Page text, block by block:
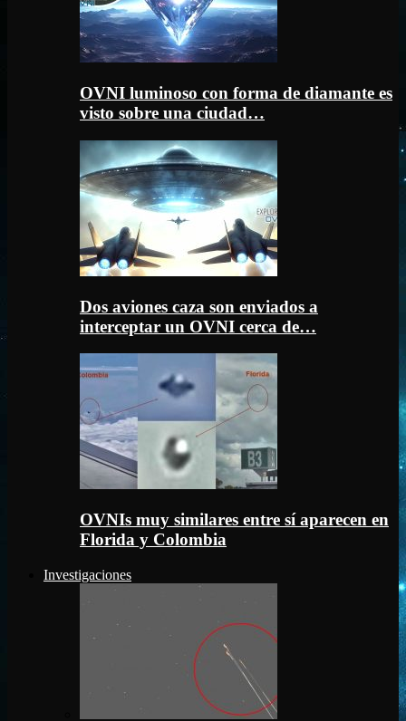
OVNI luminoso con forma de diamante es
visto sobre una ciudad…
Dos aviones caza son enviados a
interceptar un OVNI cerca de…
OVNIs muy similares entre sí aparecen en
Florida y Colombia
Investigaciones